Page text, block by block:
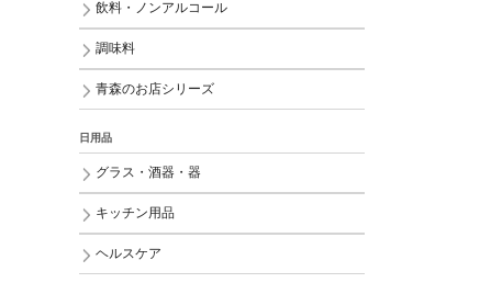
飲料・ノンアルコール
調味料
青森のお店シリーズ
日用品
グラス・酒器・器
キッチン用品
ヘルスケア